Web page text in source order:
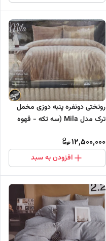
روتختی دونفره پنبه دوزی مخمل
ترک مدل Mila (سه تکه - قهوه
12,500,000
افزودن به سبد